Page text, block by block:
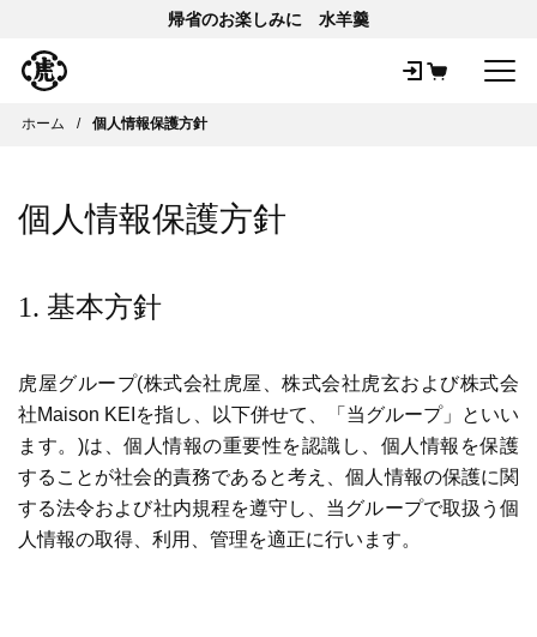
帰省のお楽しみに 水羊羹
ホーム 個人情報保護方針
個人情報保護方針
1. 基本方針
虎屋グループ(株式会社虎屋、株式会社虎玄および株式会
社Maison KEI を指し、以下併せて、「当グループ」といい
ます。)は、個人情報の重要性を認識し、個人情報を保護
することが社会的責務であると考え、個人情報の保護に関
する法令および社内規程を遵守し、当グループで取扱う個
人情報の取得、利用、管理を適正に行います。